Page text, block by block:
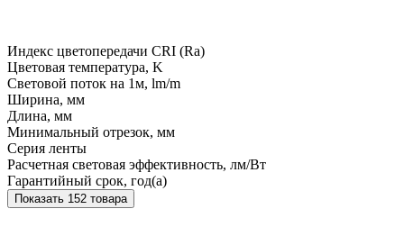
Индекс цветопередачи CRI (Ra)
Цветовая температура, K
Световой поток на 1м, lm/m
Ширина, мм
Длина, мм
Минимальный отрезок, мм
Серия ленты
Расчетная световая эффективность, лм/Вт
Гарантийный срок, год(а)
Показать 152 товара